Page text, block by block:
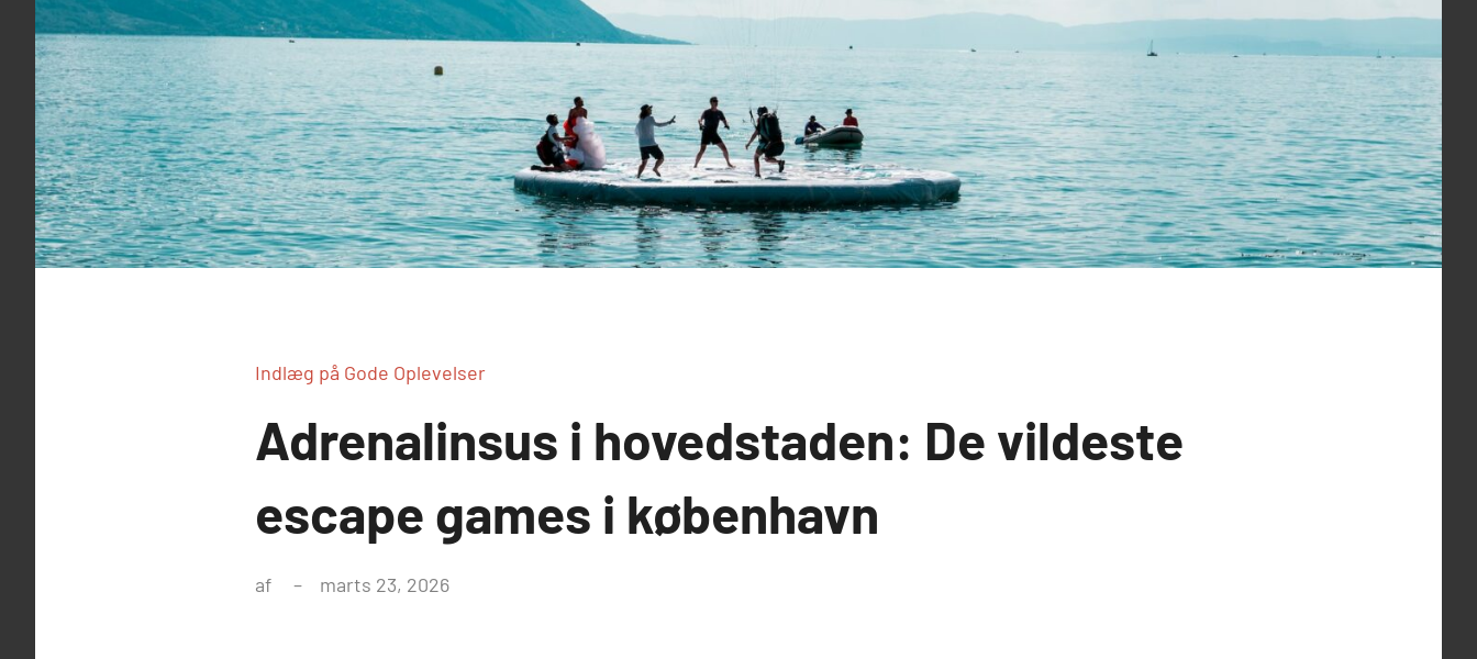
Indlæg på Gode Oplevelser
Adrenalinsus i hovedstaden: De vildeste
escape games i københavn
af marts 23, 2026